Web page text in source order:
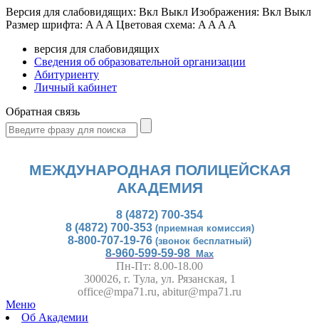
Версия для слабовидящих: Вкл Выкл Изображения: Вкл Выкл
Размер шрифта: A A A Цветовая схема: A A A A
версия для слабовидящих
Сведения об образовательной организации
Абитуриенту
Личный кабинет
Обратная связь
МЕЖДУНАРОДНАЯ ПОЛИЦЕЙСКАЯ
АКАДЕМИЯ
8 (4872) 700-354
8 (4872) 700-353 (приемная комиссия)
8-800-707-19-76 (звонок бесплатный)
8-960-599-59-98 Max
Пн-Пт: 8.00-18.00
300026, г. Тула, ул. Рязанская, 1
office@mpa71.ru, abitur@mpa71.ru
Меню
Об Академии